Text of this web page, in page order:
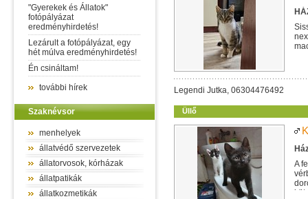
"Gyerekek és Állatok"
fotópályázat
eredményhirdetés!
Lezárult a fotópályázat, egy
hét múlva eredményhirdetés!
Én csináltam!
további hírek
Szaknévsor
menhelyek
állatvédő szervezetek
állatorvosok, kórházak
állatpatikák
állatkozmetikák
Legendi Jutka, 06304476492
Üllő
A